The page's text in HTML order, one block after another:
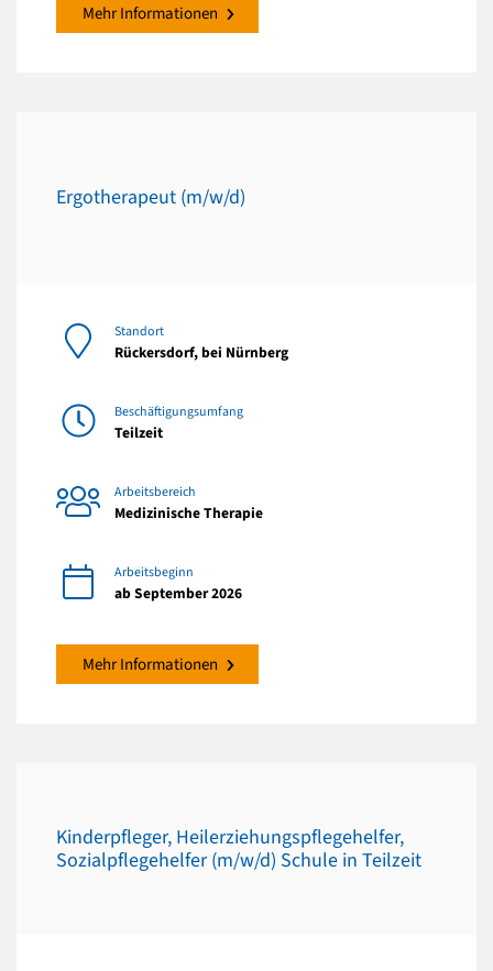
Mehr Informationen
Ergotherapeut (m/w/d)
Standort
Rückersdorf, bei Nürnberg
Beschäftigungsumfang
Teilzeit
Arbeitsbereich
Medizinische Therapie
Arbeitsbeginn
ab September 2026
Mehr Informationen
Kinderpfleger, Heilerziehungspflegehelfer,
Sozialpflegehelfer (m/w/d) Schule in Teilzeit